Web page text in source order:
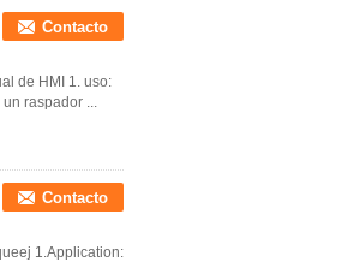
Contacto
de HMI 1. uso:
raspador ...
Contacto
1.Application: